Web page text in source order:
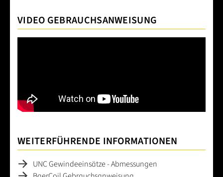
VIDEO GEBRAUCHSANWEISUNG
WEITERFÜHRENDE INFORMATIONEN
UNC Gewindeeinsätze - Abmessungen